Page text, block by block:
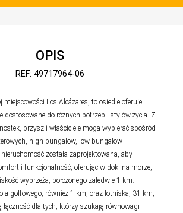
OPIS
REF: 49717964-06
miejscowości Los Alcázares, to osiedle oferuje
dostosowane do różnych potrzeb i stylów życia. Z
przyszli właściciele mogą wybierać spośród
high-bungalow, low-bungalow i
została zaprojektowana, aby
i funkcjonalność, oferując widoki na morze,
wybrzeża, położonego zaledwie 1 km.
golfowego, również 1 km, oraz lotniska, 31 km,
łączność dla tych, którzy szukają równowagi